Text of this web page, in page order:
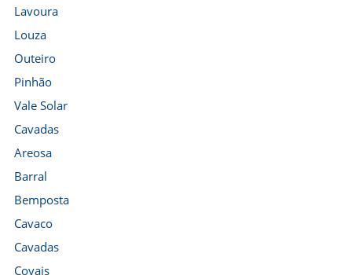
Lavoura
Louza
Outeiro
Pinhão
Vale Solar
Cavadas
Areosa
Barral
Bemposta
Cavaco
Cavadas
Covais